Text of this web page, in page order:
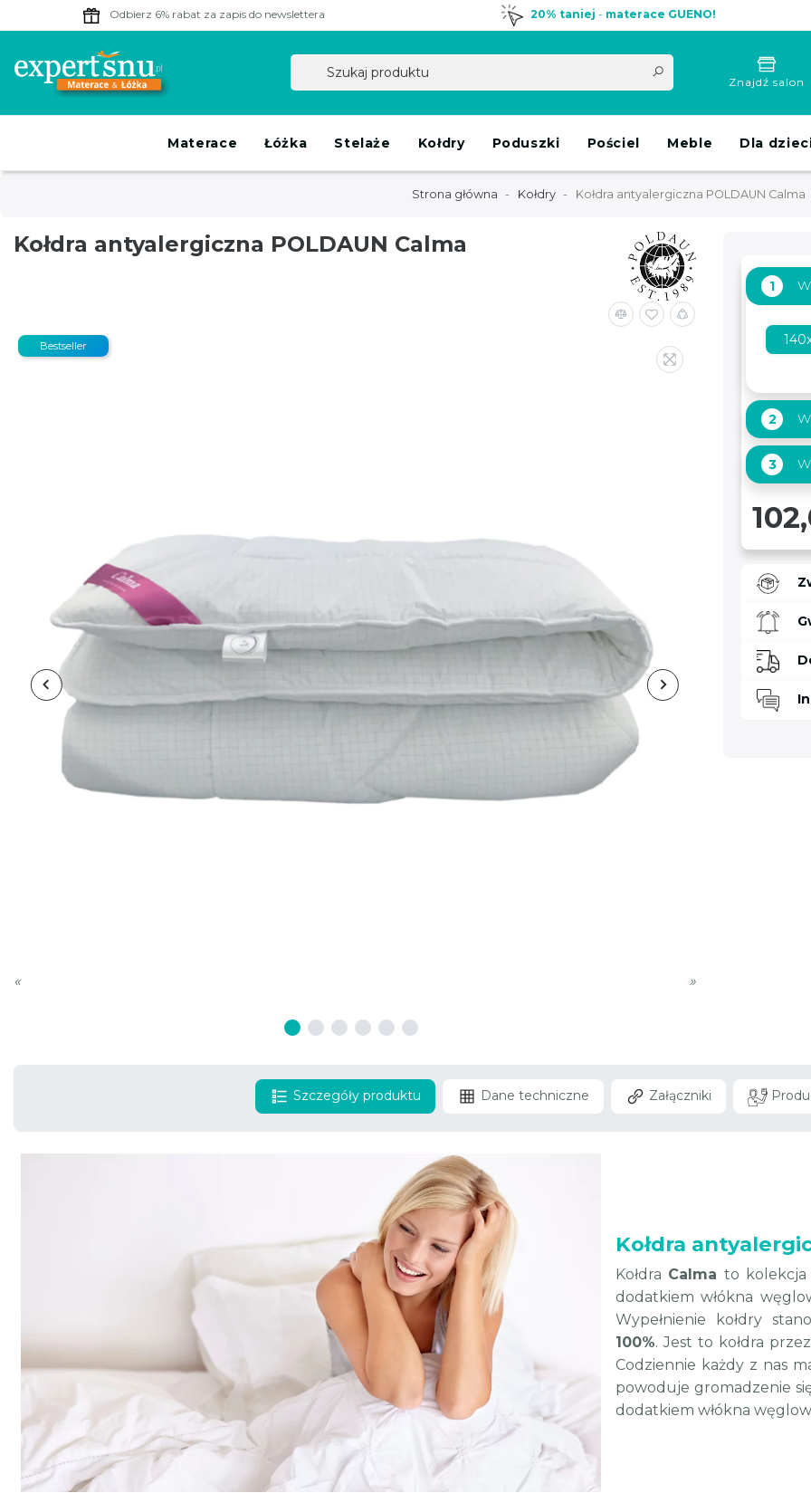
Odbierz 6% rabat za zapis do newslettera 20% taniej - materace GUENO!
Znajdź salon
Materace Łóżka Stelaże Kołdry Poduszki Pościel Meble Dla
Strona główna Kołdry Kołdra antyalergiczna POLDAUN Calma
Kołdra antyalergiczna POLDAUN Calma
Bestseller
« »
1
2
3
Szczegóły produktu Dane techniczne Załączniki
Kołdra
Kołdra Calma to kolekcja
dodatkiem włókna
Wypełnienie kołdry
100%. Jest to kołdra
Codziennie każdy z nas
powoduje gromadzenie
dodatkiem włókna